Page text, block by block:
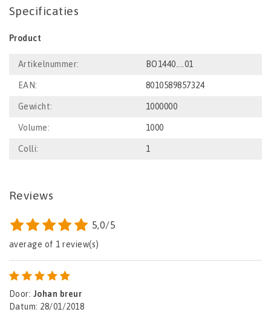
Specificaties
Product
Artikelnummer: BO1440....01
EAN: 8010589857324
Gewicht: 1000000
Volume: 1000
Colli: 1
Reviews
5,0/5
average of 1 review(s)
Door: Johan breur
Datum: 28/01/2018